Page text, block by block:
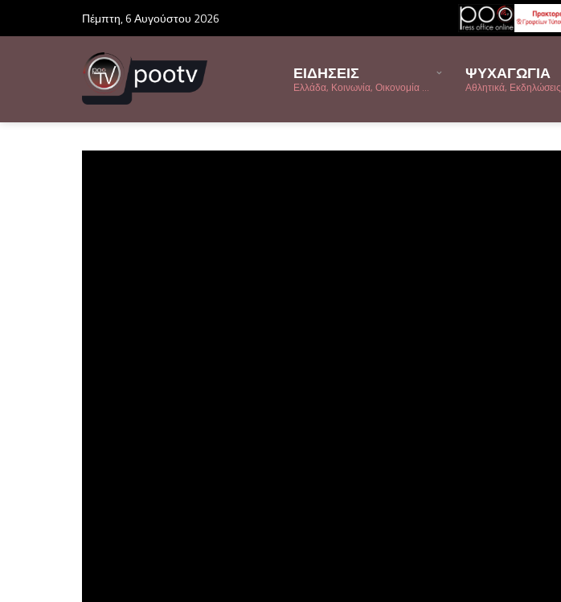
Πέμπτη, 6 Αυγούστου 2026
ΕΙΔΗΣΕΙΣ
Ελλάδα, Κοινωνία, Οικονομία ...
ΨΥΧΑΓΩΓΙΑ
Αθλητικά,